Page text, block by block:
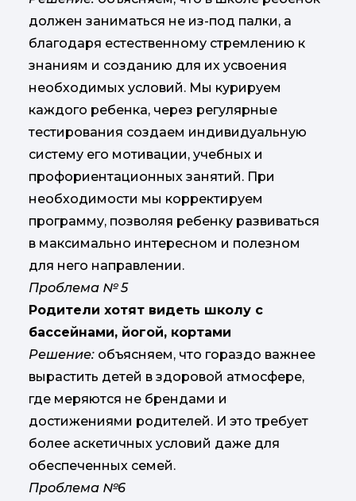
должен заниматься не из-под палки, а
благодаря естественному стремлению к
знаниям и созданию для их усвоения
необходимых условий. Мы курируем
каждого ребенка, через регулярные
тестирования создаем индивидуальную
систему его мотивации, учебных и
профориентационных занятий. При
необходимости мы корректируем
программу, позволяя ребенку развиваться
в максимально интересном и полезном
для него направлении.
Проблема № 5
Родители хотят видеть школу с
бассейнами, йогой, кортами
Решение: объясняем, что гораздо важнее
вырастить детей в здоровой атмосфере,
где меряются не брендами и
достижениями родителей. И это требует
более аскетичных условий даже для
обеспеченных семей.
Проблема №6